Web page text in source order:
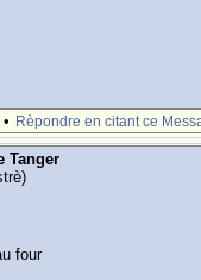
• Rèpondre en citant ce
Tanger
four